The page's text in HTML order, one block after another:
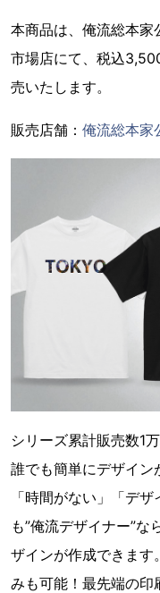
本商品は、俺流総本家
市場店にて、税込
売いたします。
販売店舗： 俺流総本家
シリーズ累計販売数1
誰でも簡単にデザイン
「時間がない」「デ
も”俺流デザイナー”
ザインが作成できます
みも可能！最先端の印